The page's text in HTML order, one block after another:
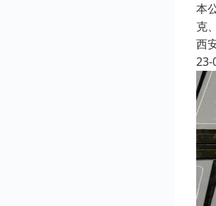
本
克
西
23-